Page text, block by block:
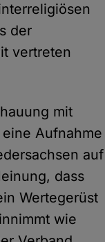
der
vertreten
mit
Aufnahme
auf
dass
Wertegerüst
wie